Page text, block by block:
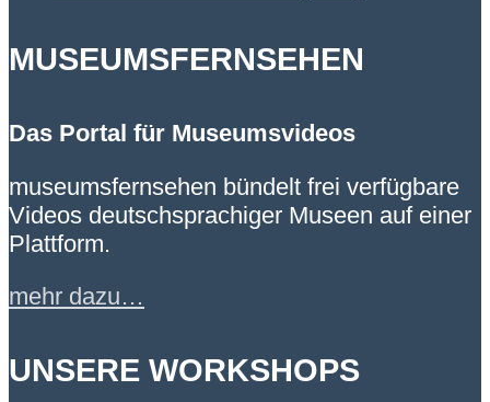
MUSEUMSFERNSEHEN
Das Portal für Museumsvideos
museumsfernsehen bündelt frei verfügbare
Videos deutschsprachiger Museen auf einer
Plattform.
mehr dazu…
UNSERE WORKSHOPS